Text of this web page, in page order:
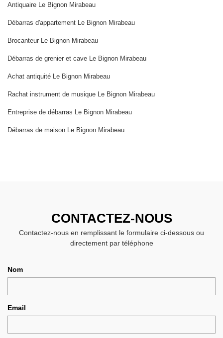
Antiquaire Le Bignon Mirabeau
Débarras d'appartement Le Bignon Mirabeau
Brocanteur Le Bignon Mirabeau
Débarras de grenier et cave Le Bignon Mirabeau
Achat antiquité Le Bignon Mirabeau
Rachat instrument de musique Le Bignon Mirabeau
Entreprise de débarras Le Bignon Mirabeau
Débarras de maison Le Bignon Mirabeau
CONTACTEZ-NOUS
Contactez-nous en remplissant le formulaire ci-dessous ou
directement par téléphone
Nom
Email